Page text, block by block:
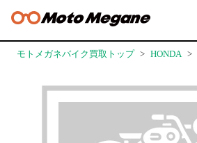
モトメガネバイク買取トップ HONDA